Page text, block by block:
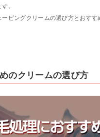
。
ービングクリームの選び方とおすす
のクリームの選び方